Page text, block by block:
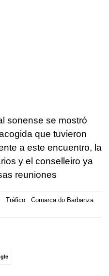
sonense se mostró
que tuvieron
a este encuentro, la
y el conselleiro ya
reuniones
Tráfico
Comarca do Barbanza